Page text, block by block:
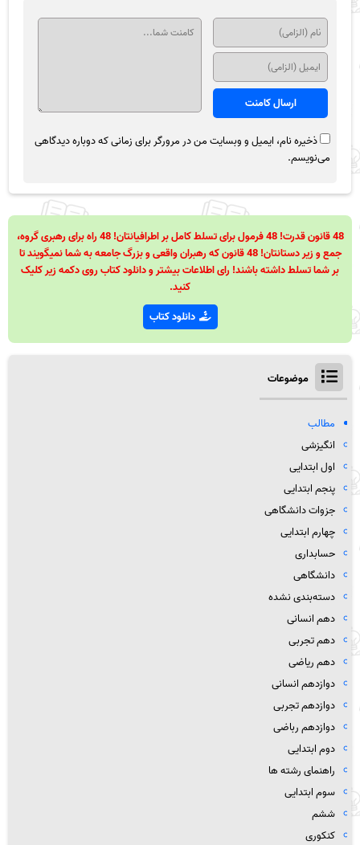
ذخیره نام، ایمیل و وبسایت من در مرورگر برای زمانی که دوباره دیدگاهی
می‌نویسم.
48 قانون قدرت! 48 فرمول برای تسلط کامل بر اطرافیانتان! 48 راه برای رهبری گروه،
جمع و زیر دستانتان! 48 قانون که رهبران واقعی و بزرگ جامعه به شما نمیگویند تا
بر شما تسلط داشته باشند! رای اطلاعات بیشتر و دانلود کتاب روی دکمه زیر کلیک
کنید.
دانلود کتاب
موضوعات
مطالب
انگیزشی
اول ابتدایی
پنجم ابتدایی
جزوات دانشگاهی
چهارم ابتدایی
حسابداری
دانشگاهی
دسته‌بندی نشده
دهم انسانی
دهم تجربی
دهم ریاضی
دوازدهم انسانی
دوازدهم تجربی
دوازدهم رباضی
دوم ابتدایی
راهنمای رشته ها
سوم ابتدایی
ششم
کنکوری